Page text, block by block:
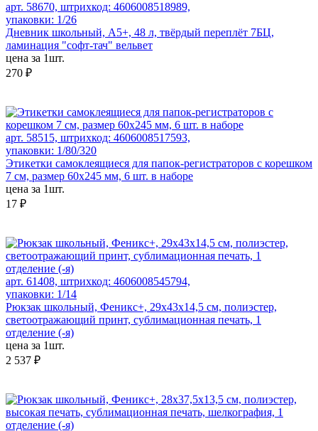
арт. 58670, штрихкод: 4606008518989,
упаковки: 1/26
Дневник школьный, А5+, 48 л, твёрдый переплёт 7БЦ,
ламинация "софт-тач" вельвет
цена за 1шт.
270 ₽
арт. 58515, штрихкод: 4606008517593,
упаковки: 1/80/320
Этикетки самоклеящиеся для папок-регистраторов с корешком
7 см, размер 60x245 мм, 6 шт. в наборе
цена за 1шт.
17 ₽
арт. 61408, штрихкод: 4606008545794,
упаковки: 1/14
Рюкзак школьный, Феникс+, 29х43х14,5 см, полиэстер,
светоотражающий принт, сублимационная печать, 1
отделение (-я)
цена за 1шт.
2 537 ₽